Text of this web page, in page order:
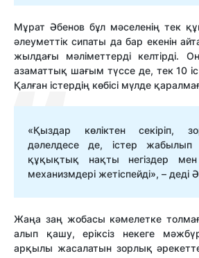
Мұрат Әбенов бұл мәселенің тек
әлеуметтік сипаты да бар екенін
жылдағы мәліметтерді келтірді.
азаматтық шағым түссе де, тек 10
Қалған істердің көбісі мүлде
«Қыздар көліктен секіріп,
дәлелдесе де, істер жабылып
құқықтық нақты негіздер мен
механизмдері жетіспейді», – деді
Жаңа заң жобасы кәмелетке
алып қашу, еріксіз некеге
арқылы жасалатын зорлық